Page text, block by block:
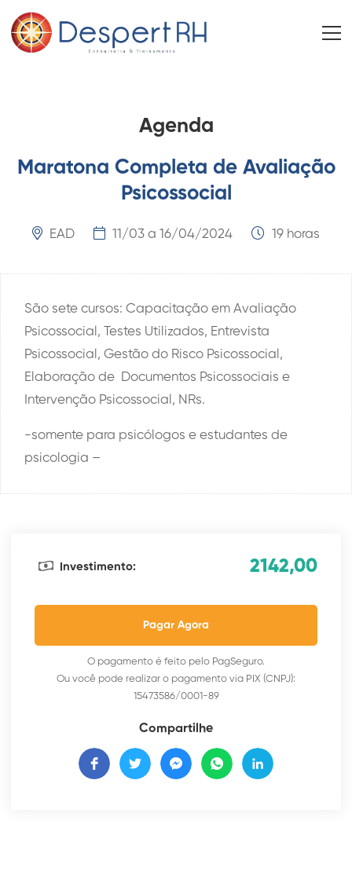
Agenda
Maratona Completa de Avaliação
Psicossocial
EAD 11/03 a 16/04/2024 19 horas
São sete cursos: Capacitação em Avaliação
Psicossocial, Testes Utilizados, Entrevista
Psicossocial, Gestão do Risco Psicossocial,
Elaboração de Documentos Psicossociais e
Intervenção Psicossocial, NRs.
-somente para psicólogos e estudantes de
psicologia –
Investimento: 2142,00
Pagar Agora
O pagamento é feito pelo PagSeguro.
Ou você pode realizar o pagamento via PIX (CNPJ):
15473586/0001-89
Compartilhe